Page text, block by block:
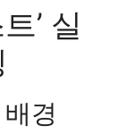
’ 실
경